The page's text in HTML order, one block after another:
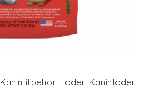
Kanintillbehör, Foder, Kaninfoder